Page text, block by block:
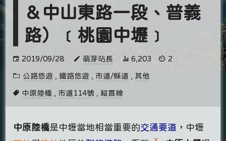
＆中山東路一段、普義
路）﹝桃園中壢﹞
2019/09/28 萌芽站長 6,203 2
公路悠遊 , 鐵路悠遊 , 市道/縣道 , 其他
中原陸橋 , 市道114號 , 縱貫線
中原陸橋是中壢當地相當重要的交通要道 ，中壢